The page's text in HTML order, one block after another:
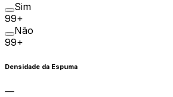
Sim
99+
Não
99+
Densidade da Espuma